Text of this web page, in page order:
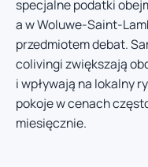
specjalne podatki
a w Woluwe-Saint-
przedmiotem debat.
colivingi zwiększają
i wpływają na lokalny
pokoje w cenach
miesięcznie.